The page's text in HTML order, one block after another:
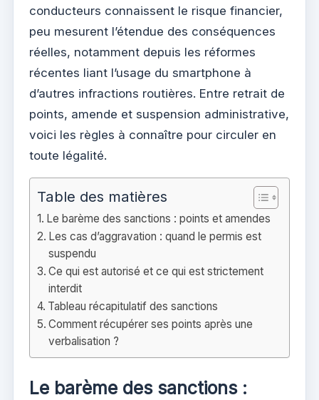
conducteurs connaissent le risque financier,
peu mesurent l’étendue des conséquences
réelles, notamment depuis les réformes
récentes liant l’usage du smartphone à
d’autres infractions routières. Entre retrait de
points, amende et suspension administrative,
voici les règles à connaître pour circuler en
toute légalité.
Table des matières
Le barème des sanctions : points et amendes
Les cas d’aggravation : quand le permis est
suspendu
Ce qui est autorisé et ce qui est strictement
interdit
Tableau récapitulatif des sanctions
Comment récupérer ses points après une
verbalisation ?
Le barème des sanctions :